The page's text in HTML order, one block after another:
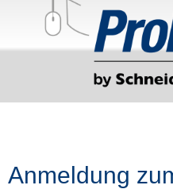
Support
Academy
Anmeldung